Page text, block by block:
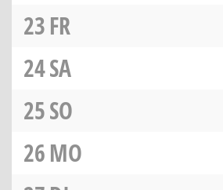
23FR
24SA
25SO
26MO